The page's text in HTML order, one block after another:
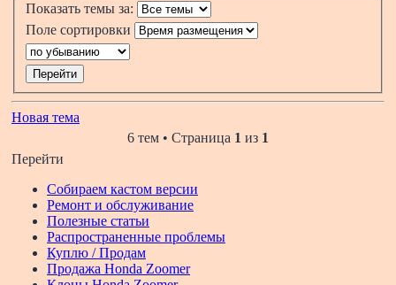
Показать темы за:
Поле сортировки
Новая тема
6 тем • Страница 1 из 1
Перейти
Собираем кастом версии
Ремонт и обслуживание
Полезные статьи
Распространенные проблемы
Куплю / Продам
Продажа Honda Zoomer